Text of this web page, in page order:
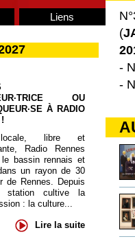
Liens
OU
À RADIO
libre et
Radio Rennes
bassin rennais et
un rayon de 30
de Rennes. Depuis
station cultive la
: la culture...
Lire la suite
(
-
-